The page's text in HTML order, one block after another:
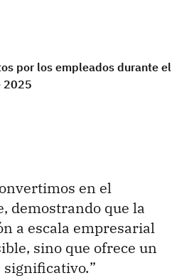
por los empleados durante el
2025
en el
demostrando que la
a escala empresarial
sino que ofrece un
significativo.